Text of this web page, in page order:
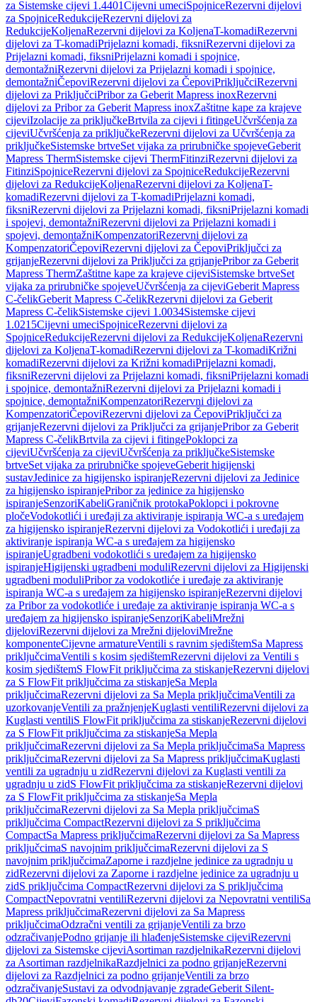
za Sistemske cijevi 1.4401Cijevni umeciSpojniceRezervni dijelovi
za SpojniceRedukcijeRezervni dijelovi za
RedukcijeKoljenaRezervni dijelovi za KoljenaT-komadiRezervni
dijelovi za T-komadiPrijelazni komadi, fiksniRezervni dijelovi za
Prijelazni komadi, fiksniPrijelazni komadi i spojnice,
demontažniRezervni dijelovi za Prijelazni komadi i spojnice,
demontažniČepoviRezervni dijelovi za ČepoviPriključciRezervni
dijelovi za PriključciPribor za Geberit Mapress inoxRezervni
dijelovi za Pribor za Geberit Mapress inoxZaštitne kape za krajeve
cijeviIzolacije za priključkeBrtvila za cijevi i fitingeUčvršćenja za
cijeviUčvršćenja za priključkeRezervni dijelovi za Učvršćenja za
priključkeSistemske brtveSet vijaka za prirubničke spojeveGeberit
Mapress ThermSistemske cijevi ThermFitinziRezervni dijelovi za
FitinziSpojniceRezervni dijelovi za SpojniceRedukcijeRezervni
dijelovi za RedukcijeKoljenaRezervni dijelovi za KoljenaT-
komadiRezervni dijelovi za T-komadiPrijelazni komadi,
fiksniRezervni dijelovi za Prijelazni komadi, fiksniPrijelazni komadi
i spojevi, demontažniRezervni dijelovi za Prijelazni komadi i
spojevi, demontažniKompenzatoriRezervni dijelovi za
KompenzatoriČepoviRezervni dijelovi za ČepoviPriključci za
grijanjeRezervni dijelovi za Priključci za grijanjePribor za Geberit
Mapress ThermZaštitne kape za krajeve cijeviSistemske brtveSet
vijaka za prirubničke spojeveUčvršćenja za cijeviGeberit Mapress
C-čelikGeberit Mapress C-čelikRezervni dijelovi za Geberit
Mapress C-čelikSistemske cijevi 1.0034Sistemske cijevi
1.0215Cijevni umeciSpojniceRezervni dijelovi za
SpojniceRedukcijeRezervni dijelovi za RedukcijeKoljenaRezervni
dijelovi za KoljenaT-komadiRezervni dijelovi za T-komadiKrižni
komadiRezervni dijelovi za Križni komadiPrijelazni komadi,
fiksniRezervni dijelovi za Prijelazni komadi, fiksniPrijelazni komadi
i spojnice, demontažniRezervni dijelovi za Prijelazni komadi i
spojnice, demontažniKompenzatoriRezervni dijelovi za
KompenzatoriČepoviRezervni dijelovi za ČepoviPriključci za
grijanjeRezervni dijelovi za Priključci za grijanjePribor za Geberit
Mapress C-čelikBrtvila za cijevi i fitingePoklopci za
cijeviUčvršćenja za cijeviUčvršćenja za priključkeSistemske
brtveSet vijaka za prirubničke spojeveGeberit higijenski
sustavJedinice za higijensko ispiranjeRezervni dijelovi za Jedinice
za higijensko ispiranjePribor za jedinice za higijensko
ispiranjeSenzoriKabeliGraničnik protokaPoklopci i pokrovne
pločeVodokotlići i uređaji za aktiviranje ispiranja WC-a s uređajem
za higijensko ispiranjeRezervni dijelovi za Vodokotlići i uređaji za
aktiviranje ispiranja WC-a s uređajem za higijensko
ispiranjeUgradbeni vodokotlići s uređajem za higijensko
ispiranjeHigijenski ugradbeni moduliRezervni dijelovi za Higijenski
ugradbeni moduliPribor za vodokotliće i uređaje za aktiviranje
ispiranja WC-a s uređajem za higijensko ispiranjeRezervni dijelovi
za Pribor za vodokotliće i uređaje za aktiviranje ispiranja WC-a s
uređajem za higijensko ispiranjeSenzoriKabeliMrežni
dijeloviRezervni dijelovi za Mrežni dijeloviMrežne
komponenteCijevne armatureVentili s ravnim sjedištemSa Mapress
priključcimaVentili s kosim sjedištemRezervni dijelovi za Ventili s
kosim sjedištemS FlowFit priključcima za stiskanjeRezervni dijelovi
za S FlowFit priključcima za stiskanjeSa Mepla
priključcimaRezervni dijelovi za Sa Mepla priključcimaVentili za
uzorkovanjeVentili za pražnjenjeKuglasti ventiliRezervni dijelovi za
Kuglasti ventiliS FlowFit priključcima za stiskanjeRezervni dijelovi
za S FlowFit priključcima za stiskanjeSa Mepla
priključcimaRezervni dijelovi za Sa Mepla priključcimaSa Mapress
priključcimaRezervni dijelovi za Sa Mapress priključcimaKuglasti
ventili za ugradnju u zidRezervni dijelovi za Kuglasti ventili za
ugradnju u zidS FlowFit priključcima za stiskanjeRezervni dijelovi
za S FlowFit priključcima za stiskanjeSa Mepla
priključcimaRezervni dijelovi za Sa Mepla priključcimaS
priključcima CompactRezervni dijelovi za S priključcima
CompactSa Mapress priključcimaRezervni dijelovi za Sa Mapress
priključcimaS navojnim priključcimaRezervni dijelovi za S
navojnim priključcimaZaporne i razdjelne jedinice za ugradnju u
zidRezervni dijelovi za Zaporne i razdjelne jedinice za ugradnju u
zidS priključcima CompactRezervni dijelovi za S priključcima
CompactNepovratni ventiliRezervni dijelovi za Nepovratni ventiliSa
Mapress priključcimaRezervni dijelovi za Sa Mapress
priključcimaOdzračni ventili za grijanjeVentili za brzo
odzračivanjePodno grijanje ili hlađenjeSistemske cijeviRezervni
dijelovi za Sistemske cijeviAsortiman razdjelnikaRezervni dijelovi
za Asortiman razdjelnikaRazdjelnici za podno grijanjeRezervni
dijelovi za Razdjelnici za podno grijanjeVentili za brzo
odzračivanjeSustavi za odvodnjavanje zgradeGeberit Silent-